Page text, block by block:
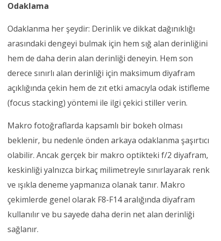
Odaklama
Odaklanma her şeydir: Derinlik ve dikkat dağınıklığı
arasındaki dengeyi bulmak için hem sığ alan derinliğini
hem de daha derin alan derinliği deneyin. Hem son
derece sınırlı alan derinliği için maksimum diyafram
açıklığında çekin hem de zıt etki amacıyla odak istifleme
(focus stacking) yöntemi ile ilgi çekici stiller verin.
Makro fotoğraflarda kapsamlı bir bokeh olması
beklenir, bu nedenle önden arkaya odaklanma şaşırtıcı
olabilir. Ancak gerçek bir makro optikteki f/2 diyafram,
keskinliği yalnızca birkaç milimetreyle sınırlayarak renk
ve ışıkla deneme yapmanıza olanak tanır. Makro
çekimlerde genel olarak F8-F14 aralığında diyafram
kullanılır ve bu sayede daha derin net alan derinliği
sağlanır.